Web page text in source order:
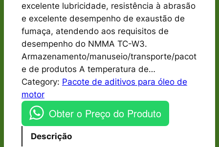
excelente lubricidade, resistência à abrasão
e excelente desempenho de exaustão de
fumaça, atendendo aos requisitos de
desempenho do NMMA TC-W3.
Armazenamento/manuseio/transporte/pacot
e de produtos A temperatura de…
Category: Pacote de aditivos para óleo de
motor
Obter o Preço do Produto
Descrição